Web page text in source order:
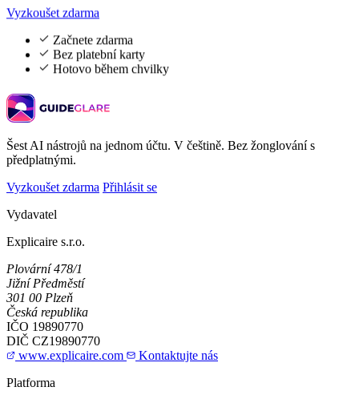
Vyzkoušet zdarma
Začnete zdarma
Bez platební karty
Hotovo během chvilky
Šest AI nástrojů na jednom účtu. V češtině. Bez žonglování s
předplatnými.
Vyzkoušet zdarma Přihlásit se
Vydavatel
Explicaire s.r.o.
Plovární 478/1
Jižní Předměstí
301 00 Plzeň
Česká republika
IČO 19890770
DIČ CZ19890770
www.explicaire.com
Kontaktujte nás
Platforma